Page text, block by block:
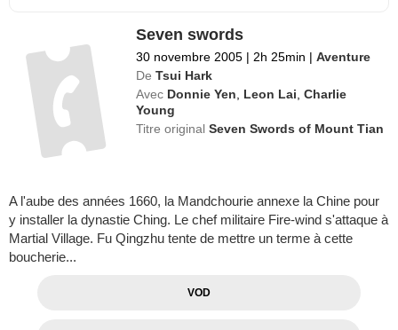
Seven swords
30 novembre 2005 | 2h 25min | Aventure
De Tsui Hark
Avec Donnie Yen Leon Lai ,Charlie
Young
Titre originalSeven Swords of Mount Tian
A l'aube des années 1660, la Mandchourie annexe la Chine pour
y installer la dynastie Ching. Le chef militaire Fire-wind s'attaque à
Martial Village. Fu Qingzhu tente de mettre un terme à cette
boucherie...
VOD